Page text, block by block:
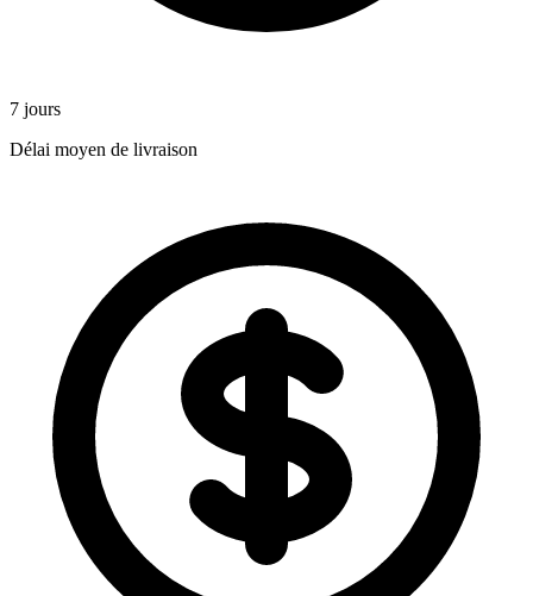
7 jours
Délai moyen de livraison